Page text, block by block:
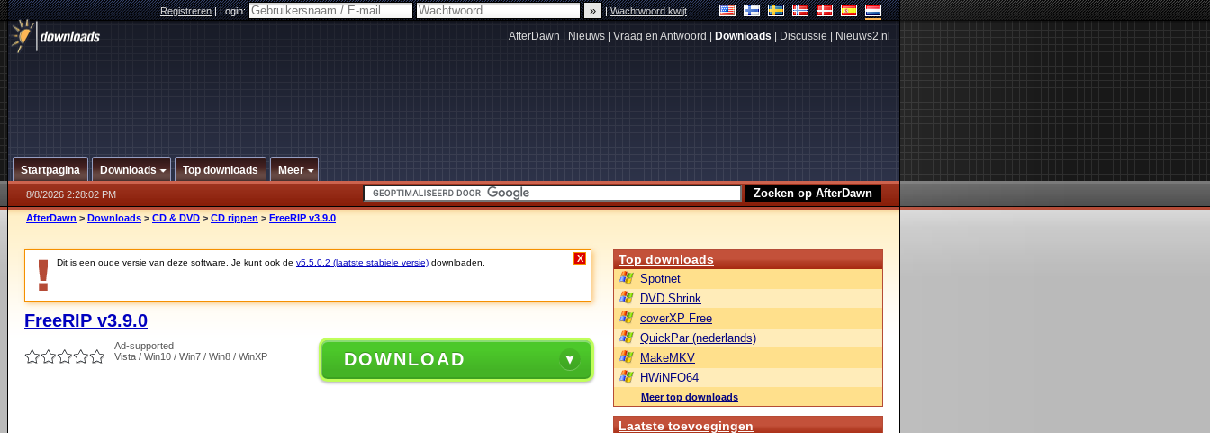
Registreren|Login: |Wachtwoord kwijt
AfterDawn Nieuws Vraag en Antwoord Downloads Discussie Nieuws2.nl
Startpagina Downloads Top downloads Meer
8/8/2026 2:28:02 PM
AfterDawn > Downloads > CD & DVD > CD rippen > FreeRIP v3.9.0
Dit is een oude versie van deze software. Je kunt ook de v5.5.0.2 (laatste stabiele versie) downloaden. X
FreeRIP v3.9.0
Ad-supported
Vista / Win10 / Win7 / Win8 / WinXP
DOWNLOAD
Top downloads
Spotnet
DVD Shrink
coverXP Free
QuickPar (nederlands)
MakeMKV
HWiNFO64
Meer top downloads
Laatste toevoegingen